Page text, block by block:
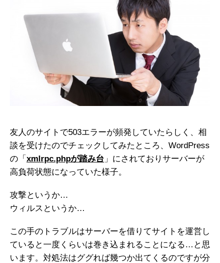
友人のサイトで503エラーが頻発していたらしく、相
談を受けたのでチェックしてみたところ、WordPress
の「 xmlrpc.phpが踏み台 」にされておりサーバーが
高負荷状態になっていた様子。
攻撃というか…
ウィルスというか…
この手のトラブルはサーバーを借りてサイトを運営し
ていると一度くらいは巻き込まれることになる…と思
います。対処法はググれば幾つか出てくるのですが分